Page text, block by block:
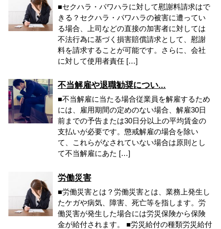
■セクハラ・パワハラに対して慰謝料請求はで
きる？セクハラ・パワハラの被害に遭ってい
る場合、上司などの直接の加害者に対しては
不法行為に基づく損害賠償請求として、慰謝
料を請求することが可能です。さらに、会社
に対して使用者責任 […]
不当解雇や退職勧奨につい...
■不当解雇に当たる場合従業員を解雇するため
には、雇用期間の定めのない場合、解雇30日
前までの予告または30日分以上の平均賃金の
支払いが必要です。懲戒解雇の場合を除い
て、これらがなされていない場合は原則とし
て不当解雇にあた […]
労働災害
■労働災害とは？労働災害とは、業務上発生し
たケガや病気、障害、死亡等を指します。労
働災害が発生した場合には労災保険から保険
金が給付されます。 ■労災給付の種類労災給付